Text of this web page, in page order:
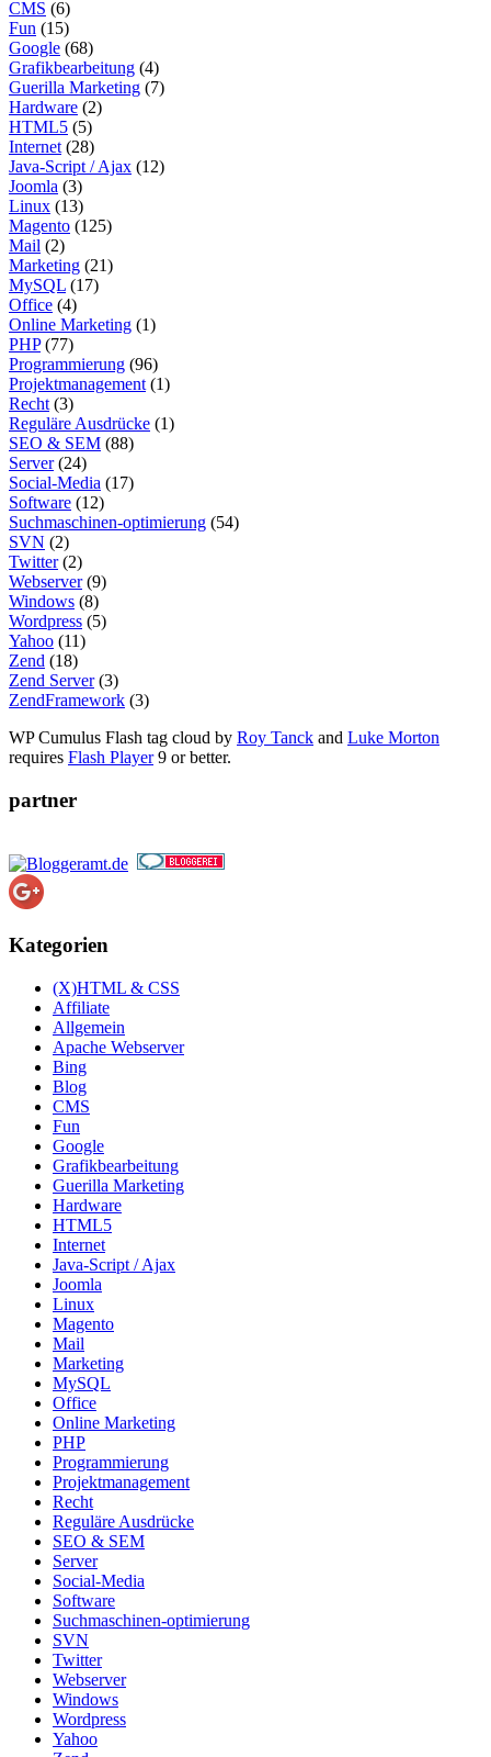
CMS (6)
Fun (15)
Google (68)
Grafikbearbeitung (4)
Guerilla Marketing (7)
Hardware (2)
HTML5 (5)
Internet (28)
Java-Script / Ajax (12)
Joomla (3)
Linux (13)
Magento (125)
Mail (2)
Marketing (21)
MySQL (17)
Office (4)
Online Marketing (1)
PHP(77)
Programmierung (96)
Projektmanagement (1)
Recht (3)
Reguläre Ausdrücke (1)
SEO & SEM (88)
Server(24)
Social-Media (17)
Software (12)
Suchmaschinen-optimierung (54)
SVN (2)
Twitter(2)
Webserver(9)
Windows (8)
Wordpress (5)
Yahoo (11)
Zend (18)
Zend Server(3)
ZendFramework (3)
WP Cumulus Flash tag cloud by Roy Tanck and Luke Morton
requires Flash Player9 or better.
partner
Kategorien
(X)HTML & CSS
Affiliate
Allgemein
Apache Webserver
Bing
Blog
CMS
Fun
Google
Grafikbearbeitung
Guerilla Marketing
Hardware
HTML5
Internet
Java-Script / Ajax
Joomla
Linux
Magento
Mail
Marketing
MySQL
Office
Online Marketing
PHP
Programmierung
Projektmanagement
Recht
Reguläre Ausdrücke
SEO & SEM
Server
Social-Media
Software
Suchmaschinen-optimierung
SVN
Twitter
Webserver
Windows
Wordpress
Yahoo